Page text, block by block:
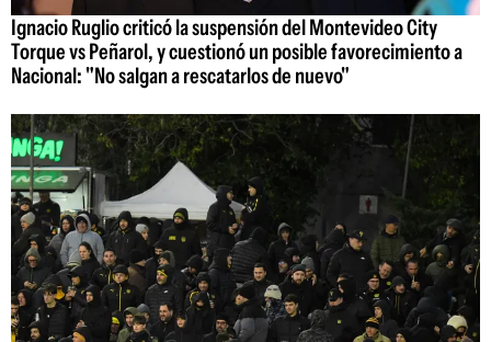
Ignacio Ruglio criticó la suspensión del Montevideo City
Torque vs Peñarol, y cuestionó un posible favorecimiento a
Nacional: "No salgan a rescatarlos de nuevo"